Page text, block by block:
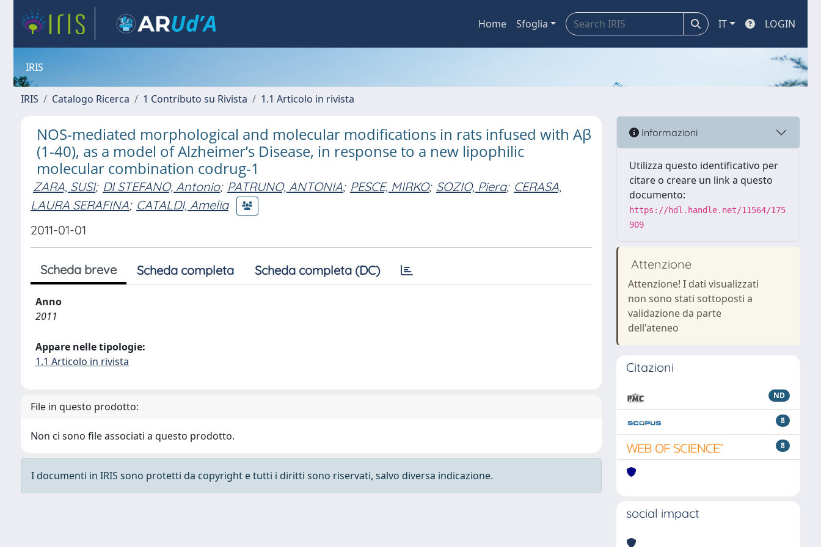
Home Sfoglia IT LOGIN
IRIS
IRIS Catalogo Ricerca 1 Contributo su Rivista 1.1 Articolo in rivista
NOS-mediated morphological and molecular modifications in rats infused with Aβ
(1-40), as a model of Alzheimer’s Disease, in response to a new lipophilic
molecular combination codrug-1
ZARA, SUSI; DI STEFANO, Antonio; PATRUNO, ANTONIA; PESCE, MIRKO; SOZIO, Piera; CERASA,
LAURA SERAFINA; CATALDI, Amelia
2011-01-01
Scheda breve Scheda completa Scheda completa (DC)
Anno
2011
Appare nelle tipologie:
1.1 Articolo in rivista
File in questo prodotto:
Non ci sono file associati a questo prodotto.
I documenti in IRIS sono protetti da copyright e tutti i diritti sono riservati, salvo diversa indicazione.
Informazioni
Utilizza questo identificativo per
citare o creare un link a questo
documento:
https://hdl.handle.net/11564/175
909
Attenzione
Attenzione! I dati visualizzati
non sono stati sottoposti a
validazione da parte
dell'ateneo
Citazioni
ND
8
8
social impact